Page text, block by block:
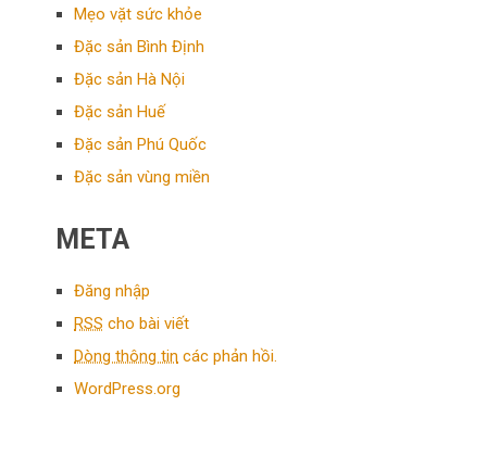
Mẹo vặt sức khỏe
Đặc sản Bình Định
Đặc sản Hà Nội
Đặc sản Huế
Đặc sản Phú Quốc
Đặc sản vùng miền
META
Đăng nhập
RSS cho bài viết
Dòng thông tin các phản hồi.
WordPress.org